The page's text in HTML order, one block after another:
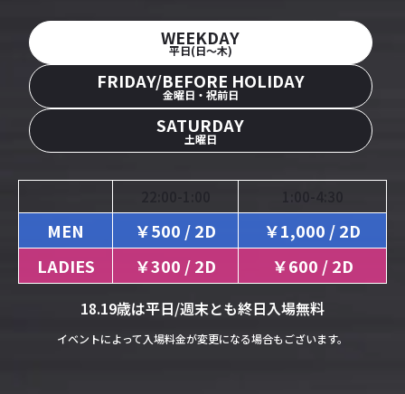
WEEKDAY
平日(日〜木)
FRIDAY/BEFORE HOLIDAY
金曜日・祝前日
SATURDAY
土曜日
MEN ￥500 / 2D
￥1,000 / 2D
LADIES
￥300 / 2D ￥600 / 2D
18.19歳は平日/週末とも終日入場無料
イベントによって入場料金が変更になる場合もございます。